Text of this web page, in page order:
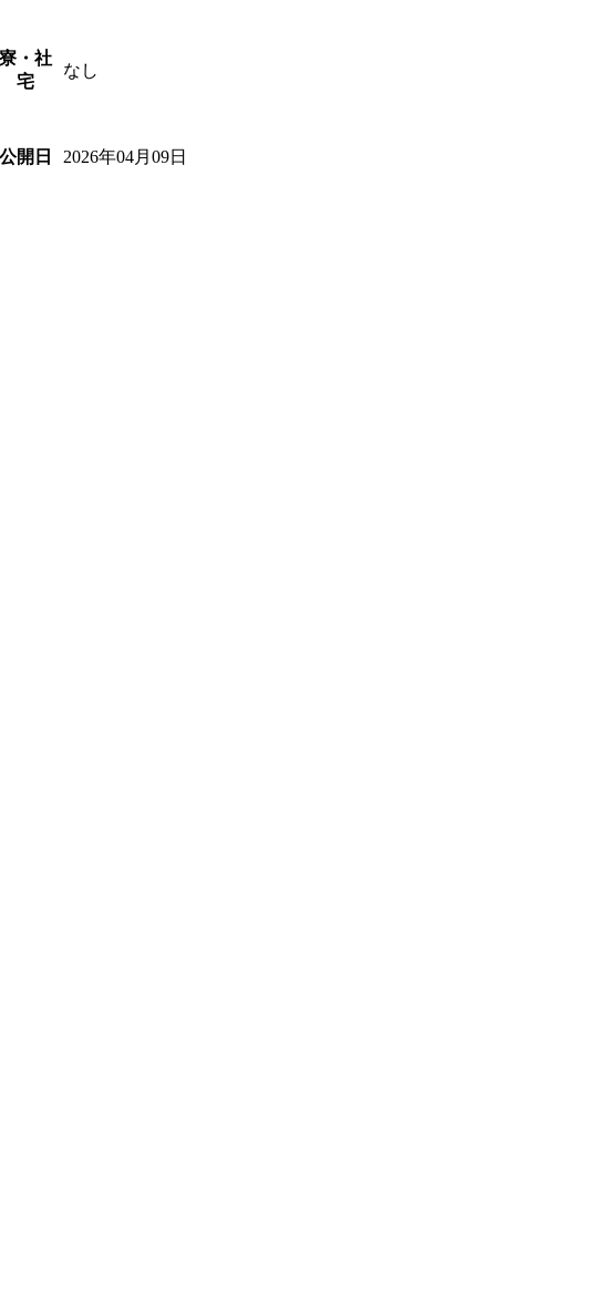
寮・社
宅
なし
公開日 2026年04月09日